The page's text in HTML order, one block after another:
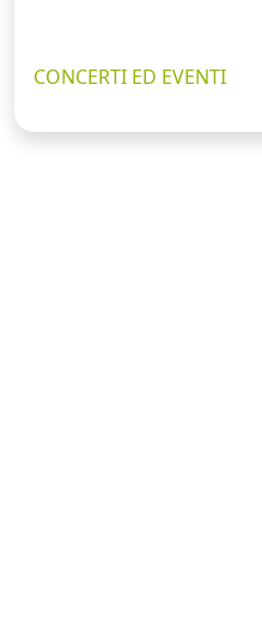
CONCERTI ED EVENTI